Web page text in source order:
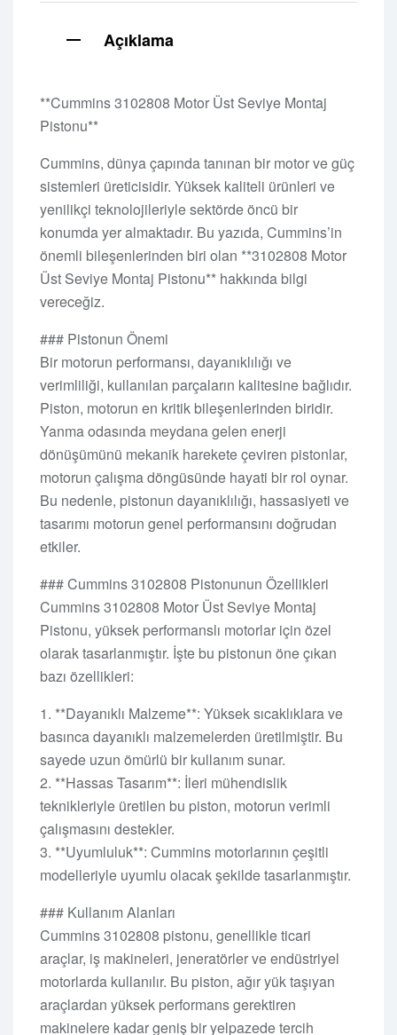
Açıklama
**Cummins 3102808 Motor Üst Seviye Montaj
Pistonu**
Cummins, dünya çapında tanınan bir motor ve güç
sistemleri üreticisidir. Yüksek kaliteli ürünleri ve
yenilikçi teknolojileriyle sektörde öncü bir
konumda yer almaktadır. Bu yazıda, Cummins’in
önemli bileşenlerinden biri olan **3102808 Motor
Üst Seviye Montaj Pistonu** hakkında bilgi
vereceğiz.
### Pistonun Önemi
Bir motorun performansı, dayanıklılığı ve
verimliliği, kullanılan parçaların kalitesine bağlıdır.
Piston, motorun en kritik bileşenlerinden biridir.
Yanma odasında meydana gelen enerji
dönüşümünü mekanik harekete çeviren pistonlar,
motorun çalışma döngüsünde hayati bir rol oynar.
Bu nedenle, pistonun dayanıklılığı, hassasiyeti ve
tasarımı motorun genel performansını doğrudan
etkiler.
### Cummins 3102808 Pistonunun Özellikleri
Cummins 3102808 Motor Üst Seviye Montaj
Pistonu, yüksek performanslı motorlar için özel
olarak tasarlanmıştır. İşte bu pistonun öne çıkan
bazı özellikleri:
1. **Dayanıklı Malzeme**: Yüksek sıcaklıklara ve
basınca dayanıklı malzemelerden üretilmiştir. Bu
sayede uzun ömürlü bir kullanım sunar.
2. **Hassas Tasarım**: İleri mühendislik
teknikleriyle üretilen bu piston, motorun verimli
çalışmasını destekler.
3. **Uyumluluk**: Cummins motorlarının çeşitli
modelleriyle uyumlu olacak şekilde tasarlanmıştır.
### Kullanım Alanları
Cummins 3102808 pistonu, genellikle ticari
araçlar, iş makineleri, jeneratörler ve endüstriyel
motorlarda kullanılır. Bu piston, ağır yük taşıyan
araçlardan yüksek performans gerektiren
makinelere kadar geniş bir yelpazede tercih